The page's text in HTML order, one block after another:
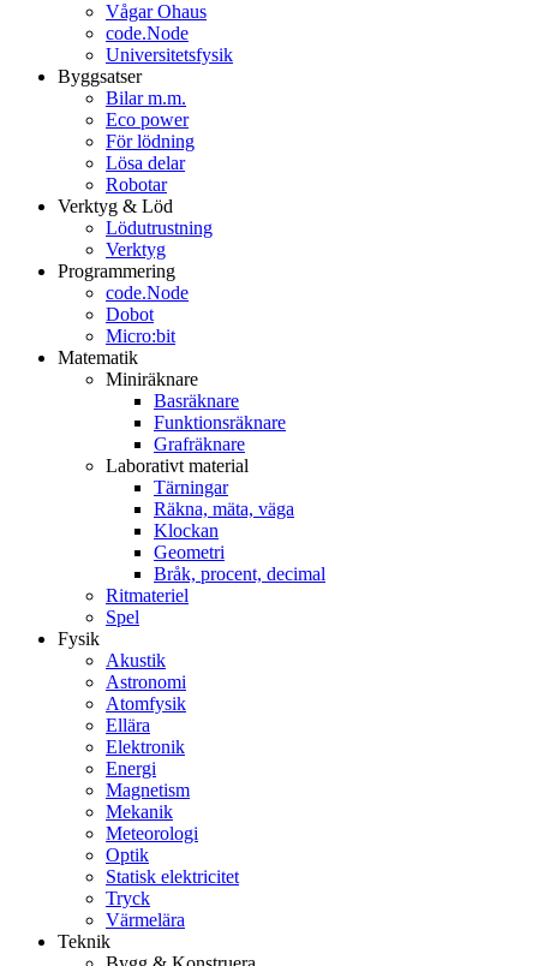
Vågar Ohaus
code.Node
Universitetsfysik
Byggsatser
Bilar m.m.
Eco power
För lödning
Lösa delar
Robotar
Verktyg & Löd
Lödutrustning
Verktyg
Programmering
code.Node
Dobot
Micro:bit
Matematik
Miniräknare
Basräknare
Funktionsräknare
Grafräknare
Laborativt material
Tärningar
Räkna, mäta, väga
Klockan
Geometri
Bråk, procent, decimal
Ritmateriel
Spel
Fysik
Akustik
Astronomi
Atomfysik
Ellära
Elektronik
Energi
Magnetism
Mekanik
Meteorologi
Optik
Statisk elektricitet
Tryck
Värmelära
Teknik